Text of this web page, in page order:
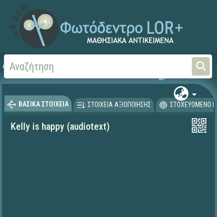
Αρχική Ξένες Γλώσσες -
ΒΑΣΙΚΑ ΣΤΟΙΧΕΙΑ ΣΤΟΙΧΕΙΑ ΑΞΙΟΠΟΙΗΣΗΣ ΣΤΟΧΕΥΟΜΕΝΟ
Kelly is happy (audiotext)